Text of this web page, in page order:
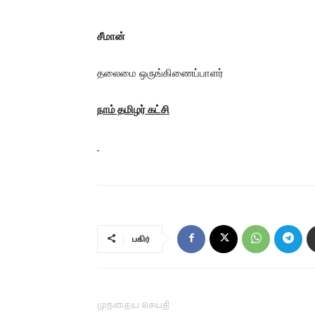
சீமான்
தலைமை ஒருங்கிணைப்பாளர்
நாம் தமிழர் கட்சி
பகிர்
முந்தைய செய்தி